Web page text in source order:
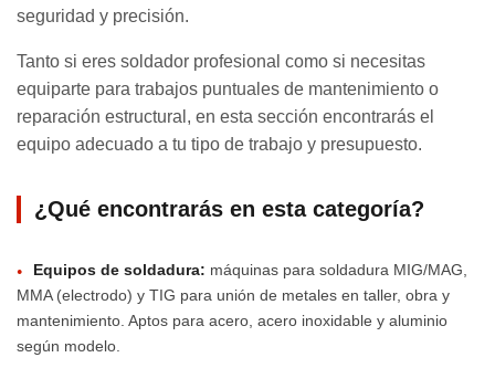
seguridad y precisión.
Tanto si eres soldador profesional como si necesitas
equiparte para trabajos puntuales de mantenimiento o
reparación estructural, en esta sección encontrarás el
equipo adecuado a tu tipo de trabajo y presupuesto.
¿Qué encontrarás en esta categoría?
● Equipos de soldadura: máquinas para soldadura MIG/MAG,
MMA (electrodo) y TIG para unión de metales en taller, obra y
mantenimiento. Aptos para acero, acero inoxidable y aluminio
según modelo.